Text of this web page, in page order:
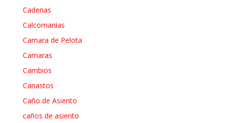
Cadenas
Calcomanìas
Camara de Pelota
Camaras
Cambios
Canastos
Caño de Asiento
caños de asiento